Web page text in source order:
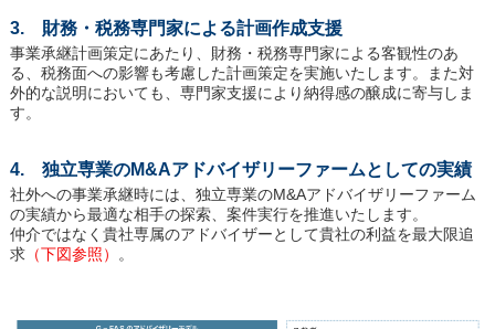
3. 財務・税務専門家による計画作成支援
事業承継計画策定にあたり、財務・税務専門家による客観性のあ
る、税務面への影響も考慮した計画策定を実施いたします。また対
外的な説明においても、専門家支援により納得感の醸成に寄与しま
す。
4. 独立専業のM&Aアドバイザリーファームとしての実績
社外への事業承継時には、独立専業のM&Aアドバイザリーファーム
の実績から最適な相手の探索、案件実行を推進いたします。
仲介ではなく貴社専属のアドバイザーとして貴社の利益を最大限追
求（下図参照） 。